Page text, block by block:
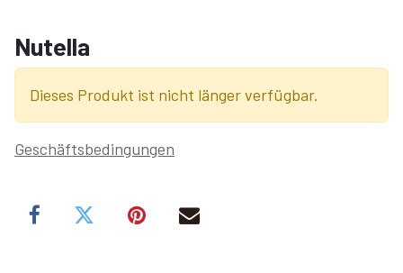
Nutella
Dieses Produkt ist nicht länger verfügbar.
Geschäftsbedingungen